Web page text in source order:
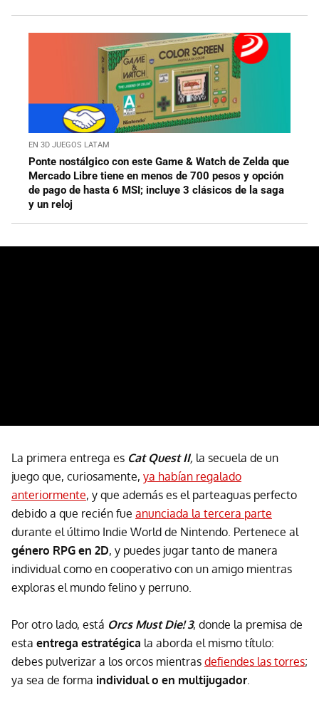
EN 3D JUEGOS LATAM
Ponte nostálgico con este Game & Watch de Zelda que
Mercado Libre tiene en menos de 700 pesos y opción
de pago de hasta 6 MSI; incluye 3 clásicos de la saga
y un reloj
La primera entrega es Cat Quest II, la secuela de un
juego que, curiosamente, ya habían regalado
anteriormente, y que además es el parteaguas perfecto
debido a que recién fue anunciada la tercera parte
durante el último Indie World de Nintendo. Pertenece al
género RPG en 2D, y puedes jugar tanto de manera
individual como en cooperativo con un amigo mientras
exploras el mundo felino y perruno.
Por otro lado, está Orcs Must Die! 3, donde la premisa de
esta entrega estratégica la aborda el mismo título:
debes pulverizar a los orcos mientras defiendes las torres;
ya sea de forma individual o en multijugador.